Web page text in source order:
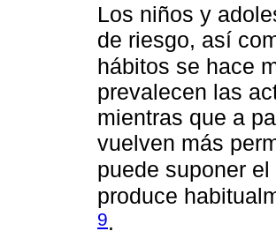
Los niños y
de riesgo, así
hábitos se hace
prevalecen las
mientras que a
vuelven más
puede suponer
produce
9.